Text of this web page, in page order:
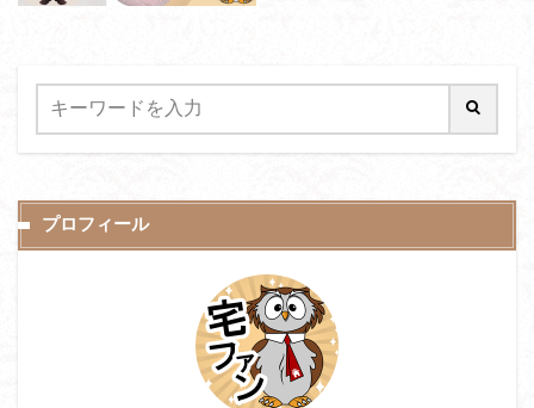
プロフィール